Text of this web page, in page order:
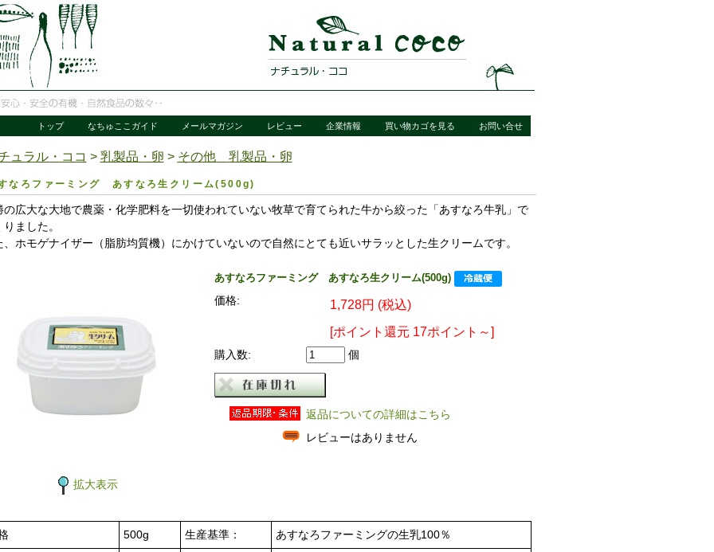
トップ なちゅここガイド メールマガジン レビュー 企業情報 買い物カゴを見る お問い合せ
ュラル・ココ > 乳製品・卵 > その他 乳製品・卵
なろファーミング あすなろ生クリーム(500g)
の広大な大地で農薬・化学肥料を一切使われていない牧草で育てられた牛から絞った「あすなろ牛乳」で
ました。
、ホモゲナイザー（脂肪均質機）にかけていないので自然にとても近いサラッとした生クリームです。
拡大表示
あすなろファーミング あすなろ生クリーム(500g)
価格:
1,728円 (税込)
[ポイント還元 17ポイント～]
購入数: 個
返品についての詳細はこちら
レビューはありません
500g 生産基準： あすなろファーミングの生乳100％